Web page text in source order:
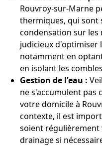
Rouvroy-sur-Marne
thermiques, qui sont
condensation sur les
judicieux d'optimiser
notamment en
en isolant les
Gestion de l'eau :
ne s'accumulent pas
votre domicile à
contexte, il est
soient régulièrement
drainage si